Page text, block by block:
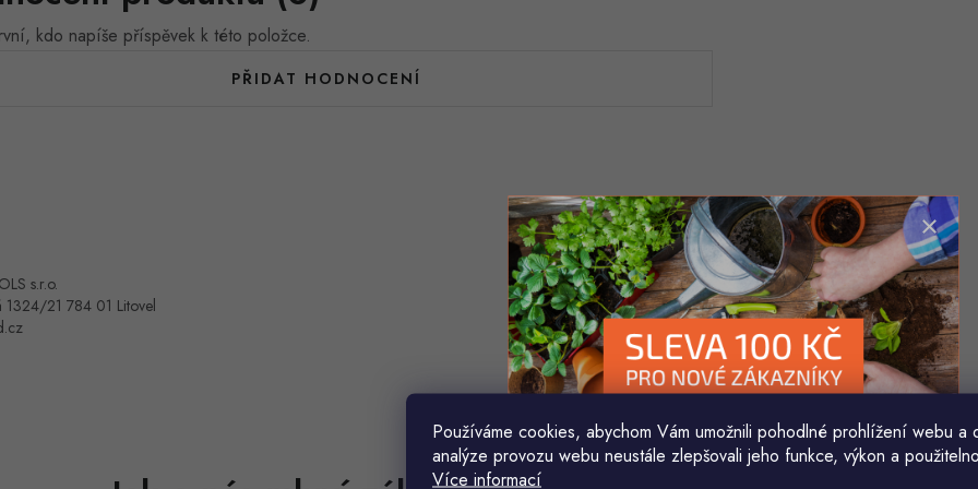
Používáme cookies, abychom Vám umožnili pohodlné prohlížení webu a
analýze provozu webu neustále zlepšovali jeho funkce, výkon a
Více informací
kdo napíše příspěvek k této položce.
PŘIDAT HODNOCENÍ
s.r.o.
1324/21 784 01 Litovel